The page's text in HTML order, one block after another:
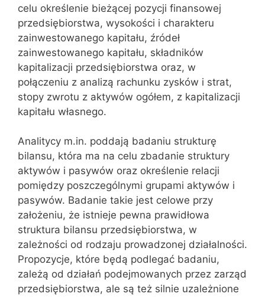
celu określenie bieżącej pozycji finansowej
przedsiębiorstwa, wysokości i charakteru
zainwestowanego kapitału, źródeł
zainwestowanego kapitału, składników
kapitalizacji przedsiębiorstwa oraz, w
połączeniu z analizą rachunku zysków i strat,
stopy zwrotu z aktywów ogółem, z kapitalizacji
kapitału własnego.
Analitycy m.in. poddają badaniu strukturę
bilansu, która ma na celu zbadanie struktury
aktywów i pasywów oraz określenie relacji
pomiędzy poszczególnymi grupami aktywów i
pasywów. Badanie takie jest celowe przy
założeniu, że istnieje pewna prawidłowa
struktura bilansu przedsiębiorstwa, w
zależności od rodzaju prowadzonej działalności.
Propozycje, które będą podlegać badaniu,
zależą od działań podejmowanych przez zarząd
przedsiębiorstwa, ale są też silnie uzależnione